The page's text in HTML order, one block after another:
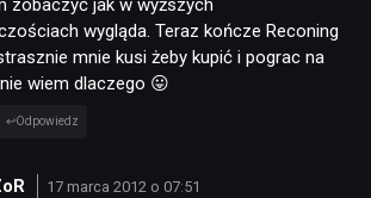
zobaczyć jak w wyższych
wygląda. Teraz kończe Reconing
mnie kusi żeby kupić i pograc na
wiem dlaczego 😛
Odpowiedz
17 marca 2012 o 07:51